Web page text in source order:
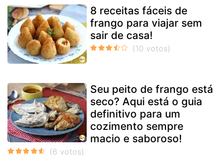
8 receitas fáceis de
frango para viajar sem
sair de casa!
Seu peito de frango está
seco? Aqui está o guia
definitivo para um
cozimento sempre
macio e saboroso!